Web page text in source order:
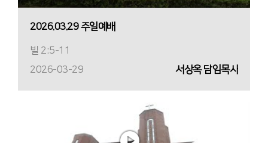
2026.03.29 주일예배
빌 2:5-11
2026-03-29
서상옥 담임목사